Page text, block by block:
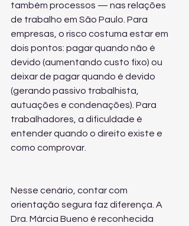
também processos — nas relações
de trabalho em São Paulo. Para
empresas, o risco costuma estar em
dois pontos: pagar quando não é
devido (aumentando custo fixo) ou
deixar de pagar quando é devido
(gerando passivo trabalhista,
autuações e condenações). Para
trabalhadores, a dificuldade é
entender quando o direito existe e
como comprovar.
Nesse cenário, contar com
orientação segura faz diferença. A
Dra. Márcia Bueno é reconhecida